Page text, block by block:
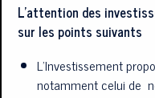
RÉDUISEZ
L’attention des
sur les points suivants
L’Investissement
notamment celui de